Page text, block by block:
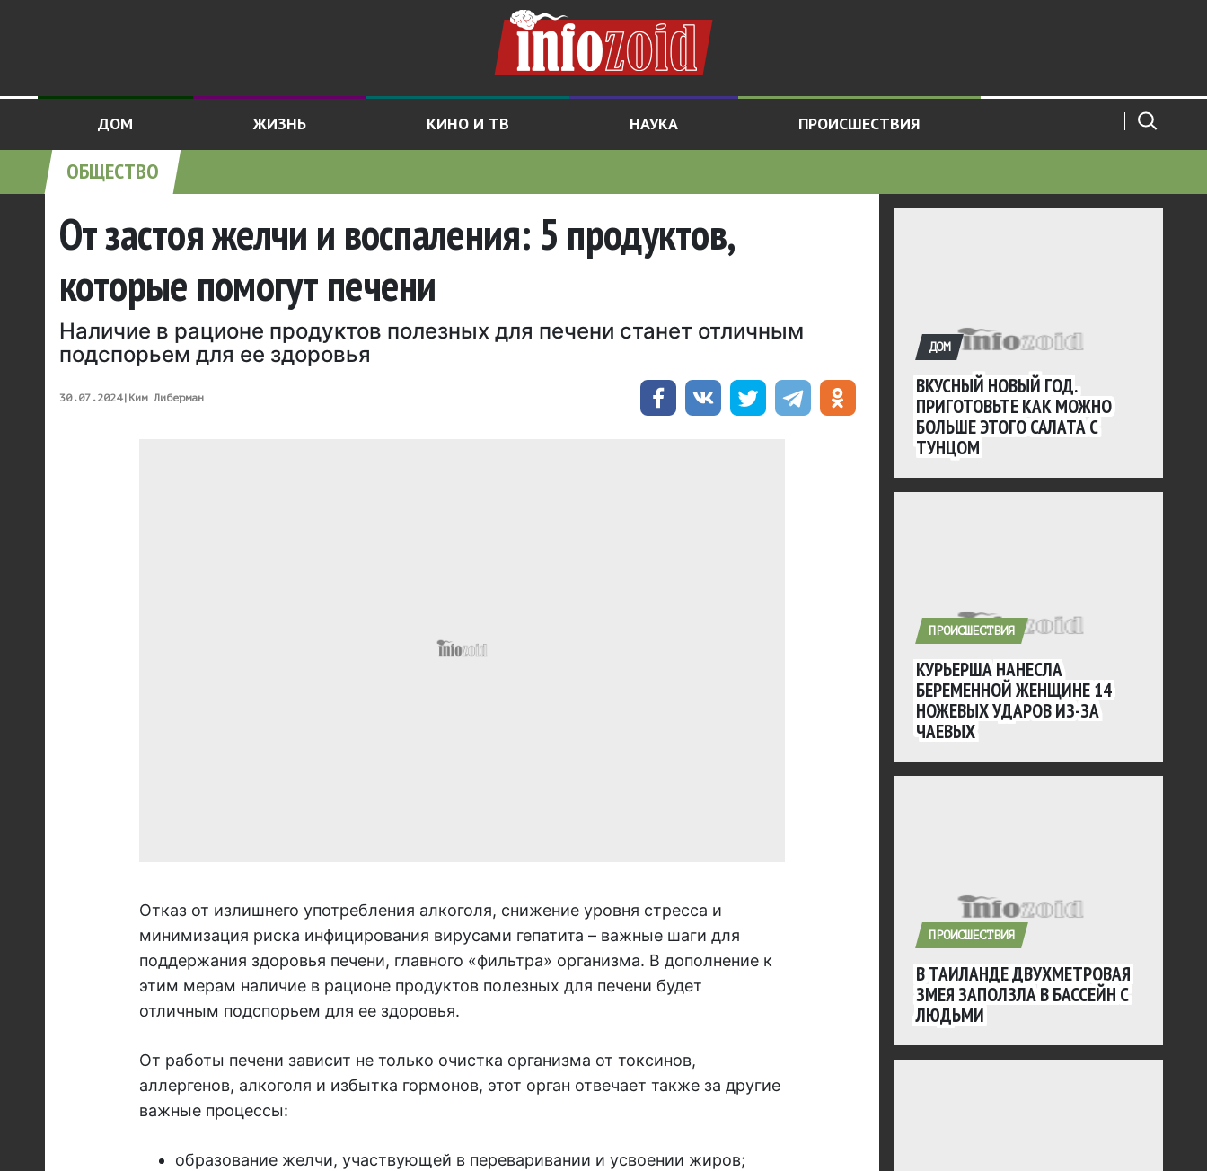
ДОМ ЖИЗНЬ КИНО И ТВ НАУКА ПРОИСШЕСТВИЯ
ОБЩЕСТВО
От застоя желчи и воспаления: 5 продуктов,
которые помогут печени
Наличие в рационе продуктов полезных для печени станет отличным
подспорьем для ее здоровья
30.07.2024| Ким Либерман
Отказ от излишнего употребления алкоголя, снижение уровня стресса и
минимизация риска инфицирования вирусами гепатита – важные шаги для
поддержания здоровья печени, главного «фильтра» организма. В дополнение к
этим мерам наличие в рационе продуктов полезных для печени будет
отличным подспорьем для ее здоровья.
От работы печени зависит не только очистка организма от токсинов,
аллергенов, алкоголя и избытка гормонов, этот орган отвечает также за другие
важные процессы:
образование желчи, участвующей в переваривании и усвоении жиров;
ДОМ
ВКУСНЫЙ НОВЫЙ ГОД.
ПРИГОТОВЬТЕ КАК МОЖНО
БОЛЬШЕ ЭТОГО САЛАТА С
ТУНЦОМ
ПРОИСШЕСТВИЯ
КУРЬЕРША НАНЕСЛА
БЕРЕМЕННОЙ ЖЕНЩИНЕ 14
НОЖЕВЫХ УДАРОВ ИЗ-ЗА
ЧАЕВЫХ
ПРОИСШЕСТВИЯ
В ТАИЛАНДЕ ДВУХМЕТРОВАЯ
ЗМЕЯ ЗАПОЛЗЛА В БАССЕЙН С
ЛЮДЬМИ